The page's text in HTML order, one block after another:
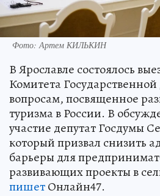
Фото: Артем КИЛЬКИН
В Ярославле состоялось
Комитета
вопросам, посвященное
туризма в России. В
участие депутат Госдумы
который призвал снизить
барьеры для
развивающих проекты в
пишетОнлайн47.